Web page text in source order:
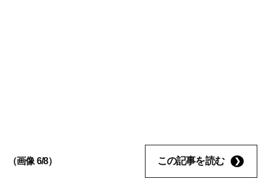
（画像 6/8） この記事を読む